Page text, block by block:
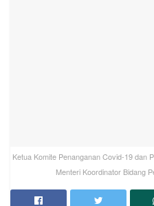
Ketua Komite Penanganan Covid-19 dan
Menteri Koordinator Bidang